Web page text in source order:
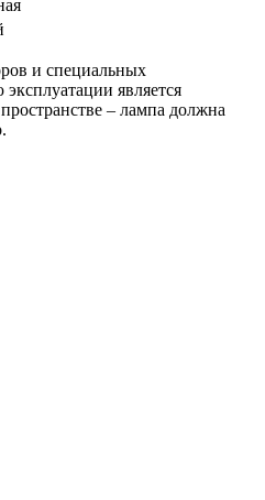
и специальных
является
– лампа должна